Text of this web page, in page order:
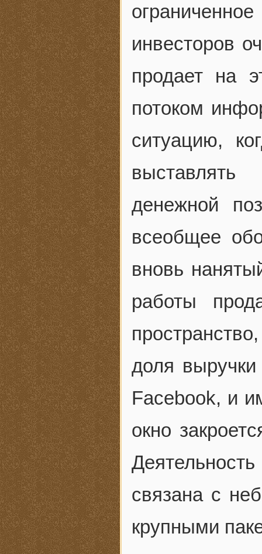
инвесторов
продает на
потоком
ситуацию,
денежной
всеобщее
вновь
работы
доля выручки
Facebook, и
окно
связана с
крупными